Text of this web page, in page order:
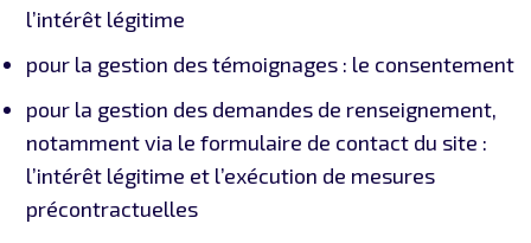
l’intérêt légitime
pour la gestion des témoignages : le consentement
pour la gestion des demandes de renseignement,
notamment via le formulaire de contact du site :
l’intérêt légitime et l’exécution de mesures
précontractuelles